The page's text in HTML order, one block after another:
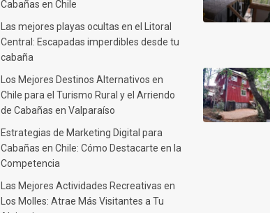
Cabañas en Chile
Las mejores playas ocultas en el Litoral
Central: Escapadas imperdibles desde tu
cabaña
Los Mejores Destinos Alternativos en
Chile para el Turismo Rural y el Arriendo
de Cabañas en Valparaíso
Estrategias de Marketing Digital para
Cabañas en Chile: Cómo Destacarte en la
Competencia
Las Mejores Actividades Recreativas en
Los Molles: Atrae Más Visitantes a Tu